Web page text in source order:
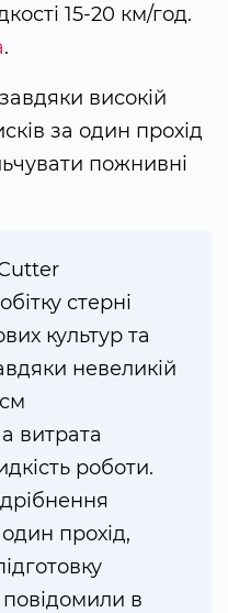
15-20 км/год.
.
високій
за один прохід
пожнивні
стерні
культур та
невеликій
витрата
роботи.
прохід,
в